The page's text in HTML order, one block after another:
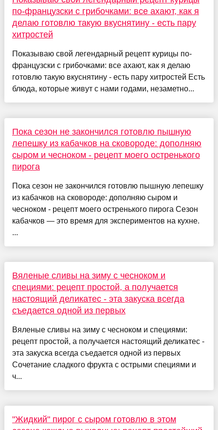
по-французски с грибочками: все ахают, как я
делаю готовлю такую вкуснятину - есть пару
хитростей
Показываю свой легендарный рецепт курицы по-
французски с грибочками: все ахают, как я делаю
готовлю такую вкуснятину - есть пару хитростей Есть
блюда, которые живут с нами годами, незаметно...
Пока сезон не закончился готовлю пышную
лепешку из кабачков на сковороде: дополняю
сыром и чесноком - рецепт моего остренького
пирога
Пока сезон не закончился готовлю пышную лепешку
из кабачков на сковороде: дополняю сыром и
чесноком - рецепт моего остренького пирога Сезон
кабачков — это время для экспериментов на кухне.
...
Вяленые сливы на зиму с чесноком и
специями: рецепт простой, а получается
настоящий деликатес - эта закуска всегда
съедается одной из первых
Вяленые сливы на зиму с чесноком и специями:
рецепт простой, а получается настоящий деликатес -
эта закуска всегда съедается одной из первых
Сочетание сладкого фрукта с острыми специями и
ч...
"Жидкий" пирог с сыром готовлю в этом